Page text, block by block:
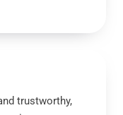
trustworthy,